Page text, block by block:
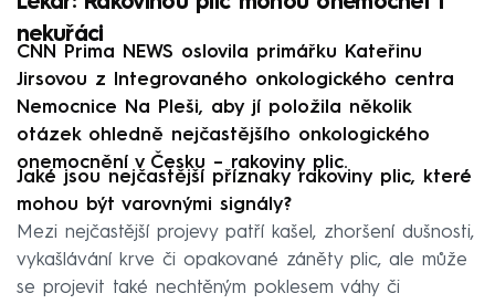
nekuřáci
CNN Prima NEWS oslovila primářku Kateřinu
Jirsovou z Integrovaného onkologického centra
Nemocnice Na Pleši, aby jí položila několik
otázek ohledně nejčastějšího onkologického
onemocnění v Česku – rakoviny plic.
Jaké jsou nejčastější příznaky rakoviny plic, které
mohou být varovnými signály?
Mezi nejčastější projevy patří kašel, zhoršení dušnosti,
vykašlávání krve či opakované záněty plic, ale může
se projevit také nechtěným poklesem váhy či